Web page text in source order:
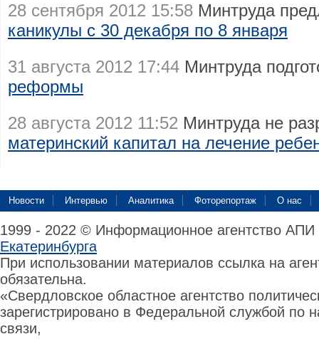
28 сентября 2012 15:58 Минтруда
каникулы с 30 декабря по 8 января
31 августа 2012 17:44 Минтруда
реформы
28 августа 2012 11:52 Минтруда не
материнский капитал на лечение
Новости Интервью Аналитика Фоторепортаж О нас
1999 - 2022 © Информационное агентство
Екатеринбурга
При использовании материалов ссылка на
обязательна.
«Свердловское областное агентство
зарегистрировано в Федеральной службой по
связи,